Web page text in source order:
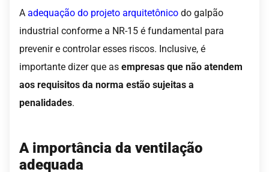
A adequação do projeto arquitetônico do galpão
industrial conforme a NR-15 é fundamental para
prevenir e controlar esses riscos. Inclusive, é
importante dizer que as empresas que não atendem
aos requisitos da norma estão sujeitas a
penalidades.
A importância da ventilação
adequada